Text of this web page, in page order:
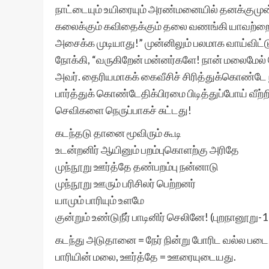
நாட்டையும் உயிரையும் அரண்மனையில்
கலைக்கும் கவிதைக்கும் தலை வணங்கி
அசைக்க முடியாது!” முன்னிலும் பலமாக
நோக்கி, “வருகிறேன் மன்னர்களே! நான் மலைமேல்
அவர். தைரியமாகக் கைவீசிச்
பார்த்துக் கொண்டேதிக்பிரமை பிடித்துப்போய்
செவிகளை நெருப்பாகச் சுட்டது!
கடந்தடு தானை மூவிரும் கூடி
உடன்றனிர் ஆயினும் பறம்புகொளற்கு அரிதே
முந்நூறு ஊர்த்தே தண்பறம்பு நன்னாடு
முந்நூறு ஊரும் பரிசிலர் பெற்றனர்
யாமும் பாரியும் உளமே
குன்றும் உண்டுநீர் பாடினிர் செலினே! (புறநானூறு-
கடந்து அடுதானை = நேர் நின்று போரிட வல்ல
பாரியின் மலை, ஊர்த்தே = ஊரையுடையது.